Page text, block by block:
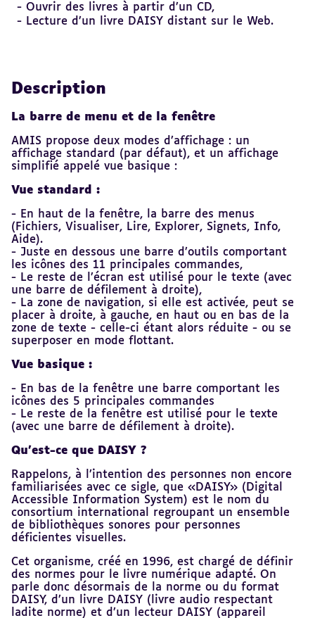
- Ouvrir des livres à partir d’un CD,
- Lecture d’un livre DAISY distant sur le Web.
Description
La barre de menu et de la fenêtre
AMIS propose deux modes d’affichage : un
affichage standard (par défaut), et un affichage
simplifié appelé vue basique :
Vue standard :
- En haut de la fenêtre, la barre des menus
(Fichiers, Visualiser, Lire, Explorer, Signets, Info,
Aide).
- Juste en dessous une barre d’outils comportant
les icônes des 11 principales commandes,
- Le reste de l’écran est utilisé pour le texte (avec
une barre de défilement à droite),
- La zone de navigation, si elle est activée, peut se
placer à droite, à gauche, en haut ou en bas de la
zone de texte - celle-ci étant alors réduite - ou se
superposer en mode flottant.
Vue basique :
- En bas de la fenêtre une barre comportant les
icônes des 5 principales commandes
- Le reste de la fenêtre est utilisé pour le texte
(avec une barre de défilement à droite).
Qu’est-ce que DAISY ?
Rappelons, à l’intention des personnes non encore
familiarisées avec ce sigle, que «DAISY» (Digital
Accessible Information System) est le nom du
consortium international regroupant un ensemble
de bibliothèques sonores pour personnes
déficientes visuelles.
Cet organisme, créé en 1996, est chargé de définir
des normes pour le livre numérique adapté. On
parle donc désormais de la norme ou du format
DAISY, d’un livre DAISY (livre audio respectant
ladite norme) et d’un lecteur DAISY (appareil